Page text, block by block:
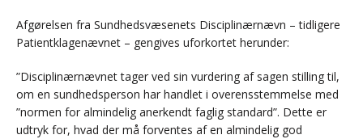
Afgørelsen fra Sundhedsvæsenets Disciplinærnævn – tidligere
Patientklagenævnet – gengives uforkortet herunder:
”Disciplinærnævnet tager ved sin vurdering af sagen stilling til,
om en sundhedsperson har handlet i overensstemmelse med
”normen for almindelig anerkendt faglig standard”. Dette er
udtryk for, hvad der må forventes af en almindelig god